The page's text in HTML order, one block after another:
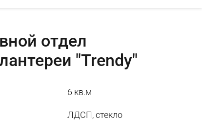
отдел
"Trendy"
6 кв.м
ЛДСП, стекло